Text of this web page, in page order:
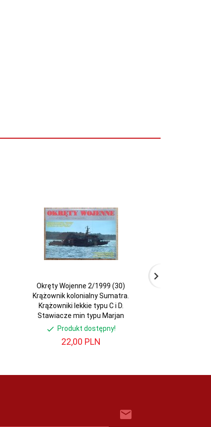
Okręty Wojenne 2/1999 (30)
Krążownik kolonialny Sumatra.
Krążowniki lekkie typu C i D.
Stawiacze min typu Marjan
Produkt dostępny!
22,00 PLN